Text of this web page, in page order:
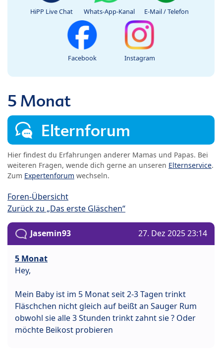
HiPP Live Chat Whats-App-Kanal E-Mail / Telefon
Facebook Instagram
5 Monat
Elternforum
Hier findest du Erfahrungen anderer Mamas und Papas. Bei
weiteren Fragen, wende dich gerne an unseren Elternservice.
Zum Expertenforum wechseln.
Foren-Übersicht
Zurück zu „Das erste Gläschen“
Jasemin93 27. Dez 2025 23:14
5 Monat
Hey,
Mein Baby ist im 5 Monat seit 2-3 Tagen trinkt
Fläschchen nicht gleich auf beißt an Sauger Rum
obwohl sie alle 3 Stunden trinkt zahnt sie ? Oder
möchte Beikost probieren